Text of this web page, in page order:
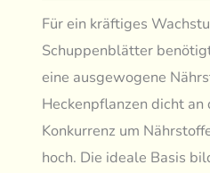
Für ein kräftiges
Schuppenblätter
eine ausgewogene
Heckenpflanzen dicht
Konkurrenz um
hoch. Die ideale Basis